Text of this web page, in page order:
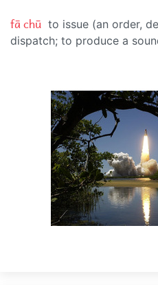
fā chū to issue (an order,
dispatch; to produce a